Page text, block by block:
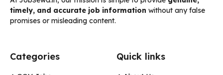
timely, and accurate job information without any false
promises or misleading content.
Categories Quick links